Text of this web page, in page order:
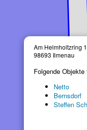
Am Helmholtzring
98693 Ilmenau
Folgende
Netto
Bernsdorf
Steffen